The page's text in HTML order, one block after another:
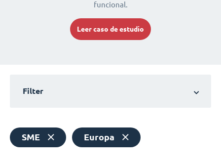
funcional.
Leer caso de estudio
Filter
SME Europa